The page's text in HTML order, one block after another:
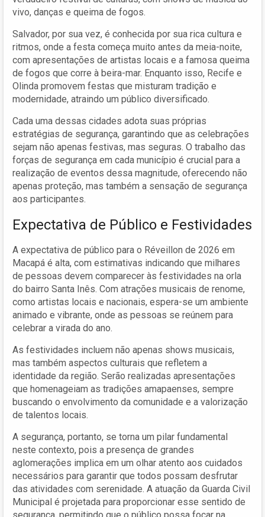
vivo, danças e queima de fogos.
Salvador, por sua vez, é conhecida por sua rica cultura e
ritmos, onde a festa começa muito antes da meia-noite,
com apresentações de artistas locais e a famosa queima
de fogos que corre à beira-mar. Enquanto isso, Recife e
Olinda promovem festas que misturam tradição e
modernidade, atraindo um público diversificado.
Cada uma dessas cidades adota suas próprias
estratégias de segurança, garantindo que as celebrações
sejam não apenas festivas, mas seguras. O trabalho das
forças de segurança em cada município é crucial para a
realização de eventos dessa magnitude, oferecendo não
apenas proteção, mas também a sensação de segurança
aos participantes.
Expectativa de Público e Festividades
A expectativa de público para o Réveillon de 2026 em
Macapá é alta, com estimativas indicando que milhares
de pessoas devem comparecer às festividades na orla
do bairro Santa Inês. Com atrações musicais de renome,
como artistas locais e nacionais, espera-se um ambiente
animado e vibrante, onde as pessoas se reúnem para
celebrar a virada do ano.
As festividades incluem não apenas shows musicais,
mas também aspectos culturais que refletem a
identidade da região. Serão realizadas apresentações
que homenageiam as tradições amapaenses, sempre
buscando o envolvimento da comunidade e a valorização
de talentos locais.
A segurança, portanto, se torna um pilar fundamental
neste contexto, pois a presença de grandes
aglomerações implica em um olhar atento aos cuidados
necessários para garantir que todos possam desfrutar
das atividades com serenidade. A atuação da Guarda Civil
Municipal é projetada para proporcionar esse sentido de
segurança, permitindo que o público possa focar na